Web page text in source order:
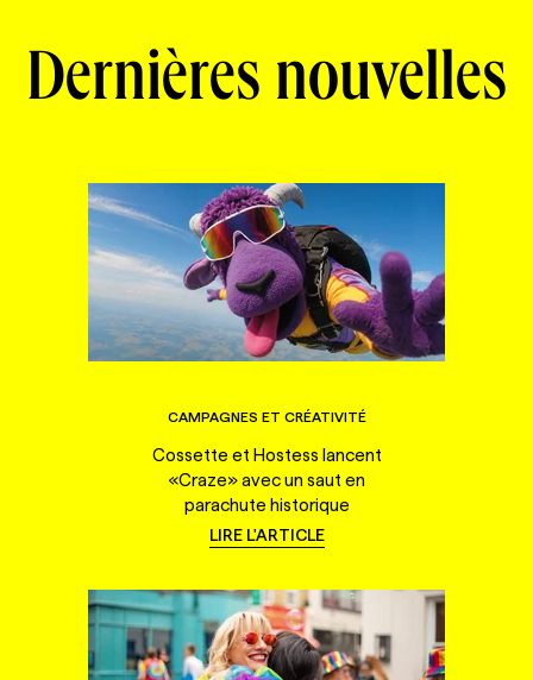
Dernières nouvelles
CAMPAGNES ET CRÉATIVITÉ
Cossette et Hostess lancent
«Craze» avec un saut en
parachute historique
LIRE L'ARTICLE